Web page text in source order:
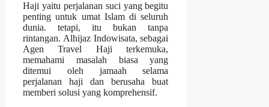
Haji yaitu perjalanan suci yang begitu
penting untuk umat Islam di seluruh
dunia. tetapi, itu bukan tanpa
rintangan. Alhijaz Indowisata, sebagai
Agen Travel Haji terkemuka,
memahami masalah biasa yang
ditemui oleh jamaah selama
perjalanan haji dan berusaha buat
memberi solusi yang komprehensif.